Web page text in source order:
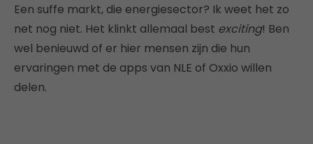
Een suffe markt, die energiesector? Ik weet het zo
net nog niet. Het klinkt allemaal best exciting! Ben
wel benieuwd of er hier mensen zijn die hun
ervaringen met de apps van NLE of Oxxio willen
delen.